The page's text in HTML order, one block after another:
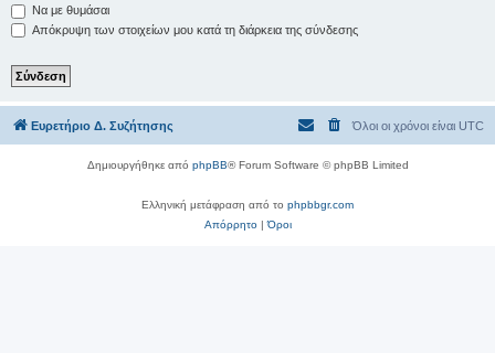
Να με θυμάσαι
Απόκρυψη των στοιχείων μου κατά τη διάρκεια της σύνδεσης
Ευρετήριο Δ. Συζήτησης Όλοι οι χρόνοι είναι UTC
Δημιουργήθηκε από phpBB® Forum Software © phpBB Limited
Ελληνική μετάφραση από το phpbbgr.com
Απόρρητο|Όροι